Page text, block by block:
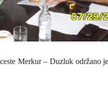
Merkur – Duzluk održano